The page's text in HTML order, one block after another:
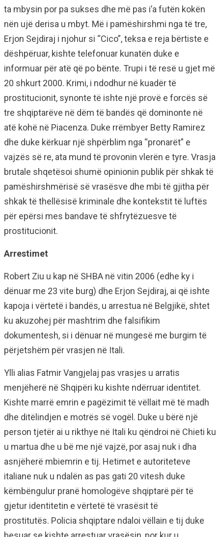
ta mbysin por pa sukses dhe më pas i’a futën kokën
nën ujë derisa u mbyt. Më i pamëshirshmi nga të tre,
Erjon Sejdiraj i njohur si “Cico”, teksa e reja bërtiste e
dëshpëruar, kishte telefonuar kunatën duke e
informuar për atë që po bënte. Trupi i të resë u gjet më
20 shkurt 2000. Krimi, i ndodhur në kuadër të
prostitucionit, synonte të ishte një provë e forcës së
tre shqiptarëve në dëm të bandës që dominonte në
atë kohë në Piacenza. Duke rrëmbyer Betty Ramirez
dhe duke kërkuar një shpërblim nga “pronarët” e
vajzës së re, ata mund të provonin vlerën e tyre. Vrasja
brutale shqetësoi shumë opinionin publik për shkak të
pamëshirshmërisë së vrasësve dhe mbi të gjitha për
shkak të thellësisë kriminale dhe kontekstit të luftës
për epërsi mes bandave të shfrytëzuesve të
prostitucionit.
Arrestimet
Robert Ziu u kap në SHBA në vitin 2006 (edhe ky i
dënuar me 23 vite burg) dhe Erjon Sejdiraj, ai që ishte
kapoja i vërtetë i bandës, u arrestua në Belgjikë, shtet
ku akuzohej për mashtrim dhe falsifikim
dokumentesh, si i dënuar në mungesë me burgim të
përjetshëm për vrasjen në Itali.
Ylli alias Fatmir Vangjelaj pas vrasjes u arratis
menjëherë në Shqipëri ku kishte ndërruar identitet.
Kishte marrë emrin e pagëzimit të vëllait më të madh
dhe ditëlindjen e motrës së vogël. Duke u bërë një
person tjetër ai u rikthye në Itali ku qëndroi në Chieti ku
u martua dhe u bë me një vajzë, por asaj nuk i dha
asnjëherë mbiemrin e tij. Hetimet e autoriteteve
italiane nuk u ndalën as pas gati 20 vitesh duke
këmbëngulur pranë homologëve shqiptarë për të
gjetur identitetin e vërtetë të vrasësit të
prostitutës. Policia shqiptare ndaloi vëllain e tij duke